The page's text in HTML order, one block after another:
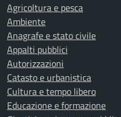
Agricoltura e pesca
Ambiente
Anagrafe e stato civile
Appalti pubblici
Autorizzazioni
Catasto e urbanistica
Cultura e tempo libero
Educazione e formazione